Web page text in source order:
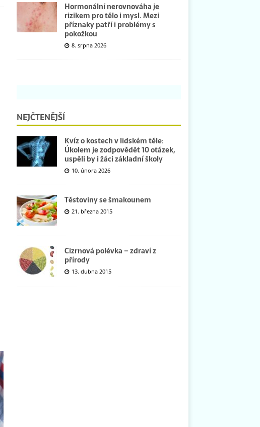
Hormonální nerovnováha je
rizikem pro tělo i mysl. Mezi
příznaky patří i problémy s
pokožkou
8. srpna 2026
NEJČTENĚJŠÍ
Kvíz o kostech v lidském těle:
Úkolem je zodpovědět 10 otázek,
uspěli by i žáci základní školy
10. února 2026
Těstoviny se šmakounem
21. března 2015
Cizrnová polévka – zdraví z
přírody
13. dubna 2015